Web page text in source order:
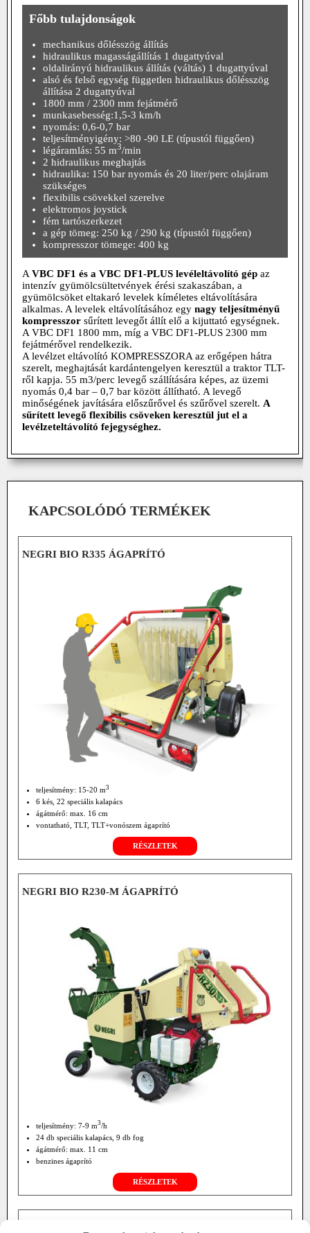
Főbb tulajdonságok
mechanikus dőlésszög állítás
hidraulikus magasságállítás 1 dugattyúval
oldalirányú hidraulikus állítás (váltás) 1 dugattyúval
alsó és felső egység független hidraulikus dőlésszög
állítása 2 dugattyúval
1800 mm / 2300 mm fejátmérő
munkasebesség:1,5-3 km/h
nyomás: 0,6-0,7 bar
teljesítményigény: >80 -90 LE (típustól függően)
légáramlás: 55 m3/min
2 hidraulikus meghajtás
hidraulika: 150 bar nyomás és 20 liter/perc olajáram
szükséges
flexibilis csövekkel szerelve
elektromos joystick
fém tartószerkezet
a gép tömeg: 250 kg / 290 kg (típustól függően)
kompresszor tömege: 400 kg
A VBC DF1 és a VBC DF1-PLUS levéleltávolító gép az
intenzív gyümölcsültetvények érési szakaszában, a
gyümölcsöket eltakaró levelek kíméletes eltávolítására
alkalmas. A levelek eltávolításához egy nagy teljesítményű
kompresszor sűrített levegőt állít elő a kijuttató egységnek.
A VBC DF1 1800 mm, míg a VBC DF1-PLUS 2300 mm
fejátmérővel rendelkezik.
A levélzet eltávolító KOMPRESSZORA az erőgépen hátra
szerelt, meghajtását kardántengelyen keresztül a traktor TLT-
ről kapja. 55 m3/perc levegő szállítására képes, az üzemi
nyomás 0,4 bar – 0,7 bar között állítható. A levegő
minőségének javítására előszűrővel és szűrővel szerelt. A
sűrített levegő flexibilis csöveken keresztül jut el a
levélzeteltávolító fejegységhez.
KAPCSOLÓDÓ TERMÉKEK
NEGRI BIO R335 ÁGAPRÍTÓ
teljesítmény: 15-20 m3
6 kés, 22 speciális kalapács
ágátmérő: max. 16 cm
vontatható, TLT, TLT+vonószem ágaprító
RÉSZLETEK
NEGRI BIO R230-M ÁGAPRÍTÓ
teljesítmény: 7-9 m3/h
24 db speciális kalapács, 9 db fog
ágátmérő: max. 11 cm
benzines ágaprító
RÉSZLETEK